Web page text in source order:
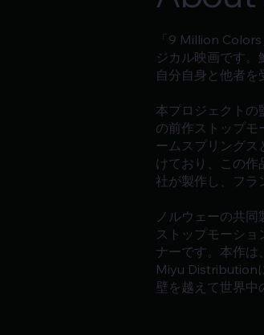
「9 Million
ジカル映画です
自分自身と他者を
本プロジェクト
の前作ストップ
ームスプリング
けており、この
社が製作し、フラ
ノルウェーの共
ストップモーシ
ナーです。本作は
Miyu Distribution
壁を越えて世界中